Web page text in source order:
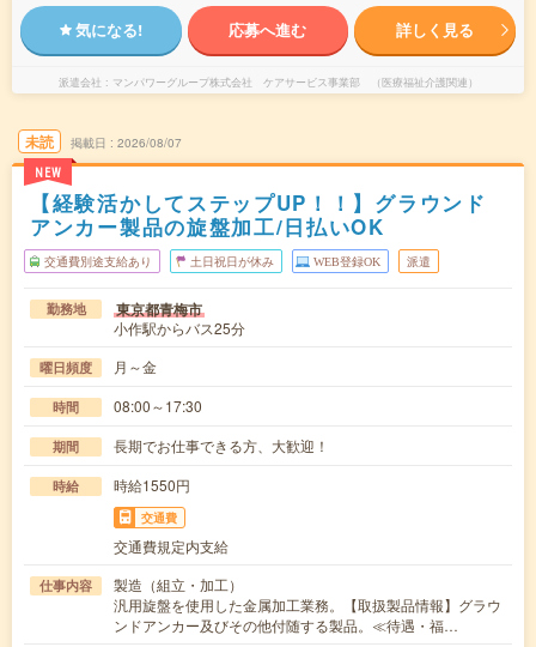
気になる! 応募へ進む 詳しく見る
派遣会社 マンパワーグループ株式会社 ケアサービス事業部 （医療福祉介護関連）
未読
NEW
掲載日 2026/08/07
【経験活かしてステップUP！！】グラウンド
アンカー製品の旋盤加工/日払いOK
交通費別途支給あり 土日祝日が休み WEB登録OK 派遣
勤務地 東京都青梅市
小作駅からバス25分
曜日頻度 月～金
時間 08:00～17:30
期間 長期でお仕事できる方、大歓迎！
時給 時給1550円
交通費
交通費規定内支給
仕事内容
製造（組立・加工）
汎用旋盤を使用した金属加工業務。【取扱製品情報】グラウ
ンドアンカー及びその他付随する製品。≪待遇・福…